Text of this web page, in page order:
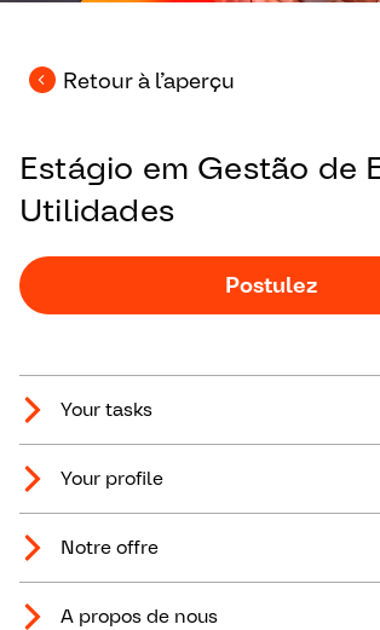
Retour à l’aperçu
Estágio em Gestão de
Utilidades
Postulez
Your tasks
Your profile
Notre offre
A propos de nous